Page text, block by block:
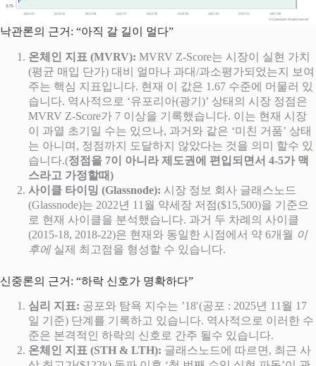
낙관론의 근거: “아직 갈 길이 멀다”
온체인 지표 (MVRV): MVRV Z-Score는 시장이 실현 가치
(평균 매입 단가) 대비 얼마나 과대/과소평가되었는지 보여
주는 핵심 지표입니다. 현재 이 값은 1.67 수준에 머물러 있
습니다. 역사적으로 ‘유포리아(광기)’ 상태의 시장 정점은
MVRV Z-Score가 7 이상을 기록했습니다. 이는 현재 시장
이 과열 초기일 수는 있으나, 과거와 같은 ‘미친 거품’ 상태
는 아니며, 정점까지 도달하지 않았다는 것을 의미 할수 있
습니다.(정점을 7이 아니라 제도권에 편입되면서 4-5가 맥
스라고 가정할때)
사이클 타이밍 (Glassnode): 시장 정보 회사 글래스노드
(Glassnode)는 2022년 11월 약세장 저점($15,500)을 기준으
로 현재 사이클을 분석했습니다. 과거 두 차례의 사이클
(2015-18, 2018-22)은 현재와 동일한 시점에서 약 6개월 이
후에실제 최고점을 형성할 수 있습니다.
신중론의 근거: “하락 신호가 명확하다”
심리 지표: 공포와 탐욕 지수는 ’18′(공포 : 2025년 11월 17
일 기준) 단계를 기록하고 있습니다. 역사적으로 이러한 수
준은 본격적인 하락의 신호로 간주 될수 있습니다.
온체인 지표 (STH & LTH): 글래스노드에 따르면, 최근 사